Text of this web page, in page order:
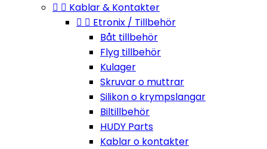
  Kablar & Kontakter
  Etronix / Tillbehör
Båt tillbehör
Flyg tillbehör
Kulager
Skruvar o muttrar
Silikon o krympslangar
Biltillbehör
HUDY Parts
Kablar o kontakter